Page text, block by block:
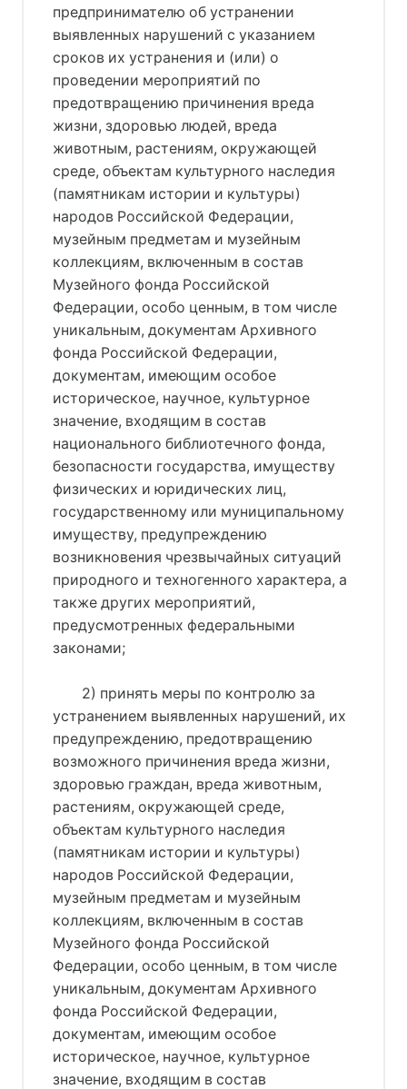
предпринимателю об устранении
выявленных нарушений с указанием
сроков их устранения и (или) о
проведении мероприятий по
предотвращению причинения вреда
жизни, здоровью людей, вреда
животным, растениям, окружающей
среде, объектам культурного наследия
(памятникам истории и культуры)
народов Российской Федерации,
музейным предметам и музейным
коллекциям, включенным в состав
Музейного фонда Российской
Федерации, особо ценным, в том числе
уникальным, документам Архивного
фонда Российской Федерации,
документам, имеющим особое
историческое, научное, культурное
значение, входящим в состав
национального библиотечного фонда,
безопасности государства, имуществу
физических и юридических лиц,
государственному или муниципальному
имуществу, предупреждению
возникновения чрезвычайных ситуаций
природного и техногенного характера, а
также других мероприятий,
предусмотренных федеральными
законами;
2) принять меры по контролю за
устранением выявленных нарушений, их
предупреждению, предотвращению
возможного причинения вреда жизни,
здоровью граждан, вреда животным,
растениям, окружающей среде,
объектам культурного наследия
(памятникам истории и культуры)
народов Российской Федерации,
музейным предметам и музейным
коллекциям, включенным в состав
Музейного фонда Российской
Федерации, особо ценным, в том числе
уникальным, документам Архивного
фонда Российской Федерации,
документам, имеющим особое
историческое, научное, культурное
значение, входящим в состав